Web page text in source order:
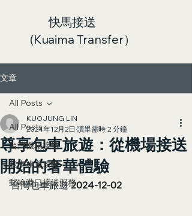
快馬接送
(Kuaima Transfer）
文章
All Posts
台灣機場接送
包車旅遊攻略
郵輪港口接送服務
All Posts
尊享包車旅遊：從機場接送
開始的奢華體驗
KUOJUNG LIN
2024年12月2日 讀畢需時 2 分鐘
台灣包車旅遊 2024-12-02